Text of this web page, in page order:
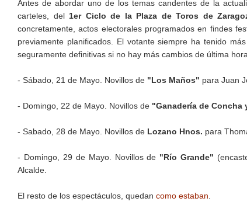
Antes de abordar uno de los temas candentes de la
carteles, del 1er Ciclo de la Plaza de Toros de
concretamente, actos electorales programados en findes
previamente planificados. El votante siempre ha tenido
seguramente definitivas si no hay más cambios de última
- Sábado, 21 de Mayo. Novillos de "Los Maños" para Juan
- Domingo, 22 de Mayo. Novillos de "Ganadería de Concha
- Sabado, 28 de Mayo. Novillos de Lozano Hnos. para
- Domingo, 29 de Mayo. Novillos de "Río Grande"
Alcalde.
El resto de los espectáculos, quedan como estaban